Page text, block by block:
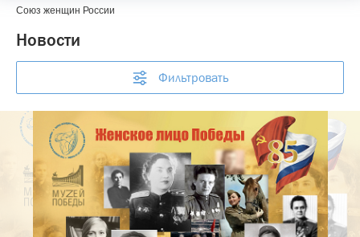
Союз женщин России
Новости
Фильтровать